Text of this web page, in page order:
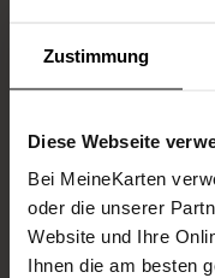
Zustimmung
Diese Webseite
Bei MeineKarten
oder die unserer
Website und Ihre
Ihnen die am besten
und an
sodass
Wie
Wir von